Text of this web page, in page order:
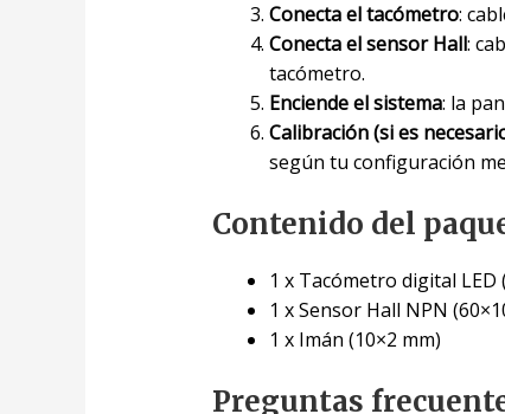
Conecta el tacómetro:
Conecta el sensor Hall:
tacómetro.
Enciende el sistema: la
Calibración (si es
según tu configuración
Contenido del
1 x Tacómetro digital LED
1 x Sensor Hall NPN
1 x Imán (10×2 mm)
Preguntas